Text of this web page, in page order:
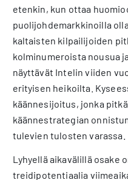
etenkin, kun ottaa
puolijohdemarkkinoilla
kaltaisten kilpailijoiden
kolminumeroista nousua
näyttävät Intelin viiden
erityisen heikoilta.
käännesijoitus, jonka
käännestrategian
tulevien tulosten varassa.
Lyhyellä aikavälillä osake
treidipotentiaalia